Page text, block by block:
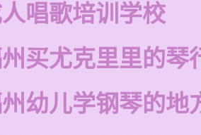
唱歌培训学校
买尤克里里的琴
幼儿学钢琴的地